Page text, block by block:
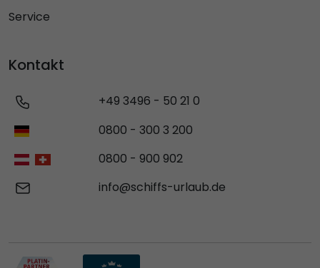
Service
Kontakt
+49 3496 - 50 21 0
0800 - 300 3 200
0800 - 900 902
info@schiffs-urlaub.de